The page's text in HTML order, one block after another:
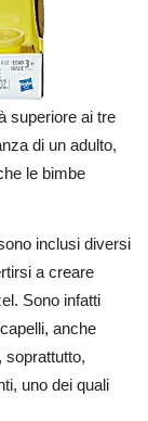
superiore ai tre
di un adulto,
le bimbe
inclusi diversi
a creare
Sono infatti
anche
soprattutto,
uno dei quali